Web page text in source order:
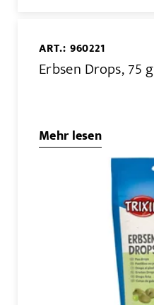
ART.: 960221
Erbsen Drops, 75 g
Mehr lesen